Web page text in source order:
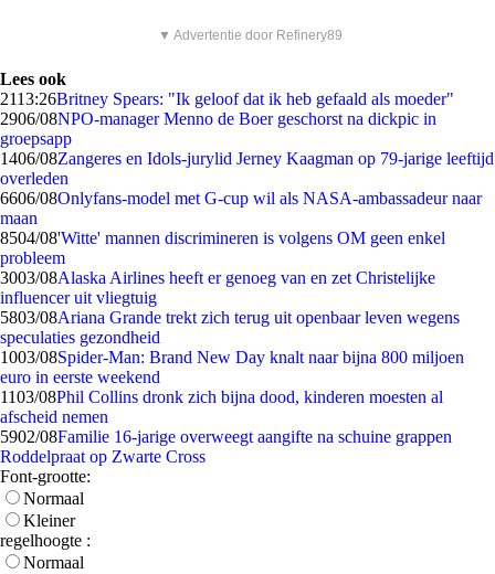
▼ Advertentie door Refinery89
Lees ook
2113:26Britney Spears: "Ik geloof dat ik heb gefaald als moeder"
2906/08NPO-manager Menno de Boer geschorst na dickpic in
groepsapp
1406/08Zangeres en Idols-jurylid Jerney Kaagman op 79-jarige leeftijd
overleden
6606/08Onlyfans-model met G-cup wil als NASA-ambassadeur naar
maan
8504/08'Witte' mannen discrimineren is volgens OM geen enkel
probleem
3003/08Alaska Airlines heeft er genoeg van en zet Christelijke
influencer uit vliegtuig
5803/08Ariana Grande trekt zich terug uit openbaar leven wegens
speculaties gezondheid
1003/08Spider-Man: Brand New Day knalt naar bijna 800 miljoen
euro in eerste weekend
1103/08Phil Collins dronk zich bijna dood, kinderen moesten al
afscheid nemen
5902/08Familie 16-jarige overweegt aangifte na schuine grappen
Roddelpraat op Zwarte Cross
Font-grootte:
Normaal
Kleiner
regelhoogte :
Normaal